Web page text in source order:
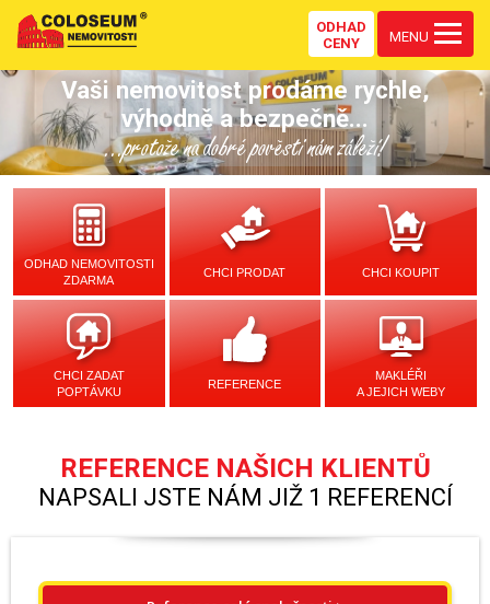
ODHAD
CENY
MENU
Vaši nemovitost prodáme rychle,
výhodně a bezpečně...
...protože na dobré pověsti nám záleží!
ODHAD NEMOVITOSTI
ZDARMA
CHCI PRODAT CHCI KOUPIT
CHCI ZADAT
POPTÁVKU
REFERENCE
MAKLÉŘI
A JEJICH WEBY
REFERENCE NAŠICH KLIENTŮ
NAPSALI JSTE NÁM JIŽ 1 REFERENCÍ